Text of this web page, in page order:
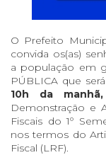
O Prefeito
convida os(as)
a população em
PÚBLICA que
10h da
Demonstração e
Fiscais do 1º
nos termos do
Fiscal (LRF).